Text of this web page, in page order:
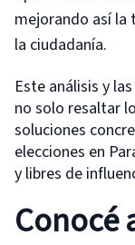
mejorando así la
la ciudadanía.
Este análisis y
no solo resaltar
soluciones
elecciones en
y libres de
Conocé